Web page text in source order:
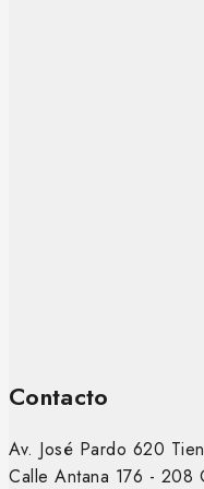
Contacto
Av. José Pardo 620
Calle Antana 176 - 208